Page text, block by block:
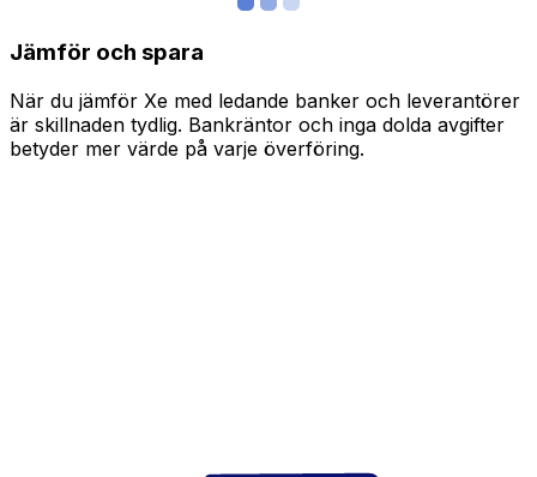
Jämför och spara
När du jämför Xe med ledande banker och leverantörer
är skillnaden tydlig. Bankräntor och inga dolda avgifter
betyder mer värde på varje överföring.